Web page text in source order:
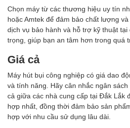
Chọn máy từ các thương hiệu uy tín
hoặc Amtek để đảm bảo chất lượng
dịch vụ bảo hành và hỗ trợ kỹ thuật
trọng, giúp bạn an tâm hơn trong quá
Giá cả
Máy hút bụi công nghiệp có giá dao
và tính năng. Hãy cân nhắc ngân
cả giữa các nhà cung cấp tại Đắk Lắk
hợp nhất, đồng thời đảm bảo sản
hợp với nhu cầu sử dụng lâu dài.